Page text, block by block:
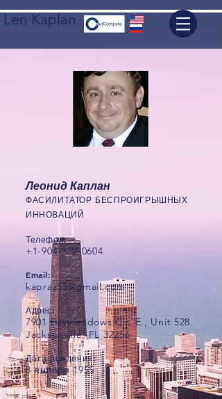
Len Kaplan
Леонид Каплан
ФАСИЛИТАТОР БЕСПРОИГРЫШНЫХ
ИННОВАЦИЙ
Телефон:
+1-904-329-0604
Email:
kapraz55@gmail.com
Адрес:
7901 Baymeadows Cir. E., Unit 528
Jacksonville, FL 32256
Дата рождения:
8 января 1955